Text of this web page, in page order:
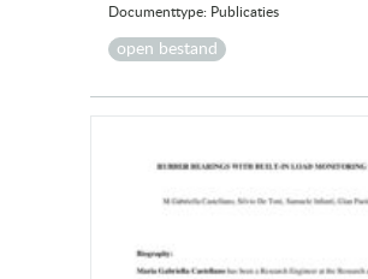
Documenttype: Publicaties
open bestand